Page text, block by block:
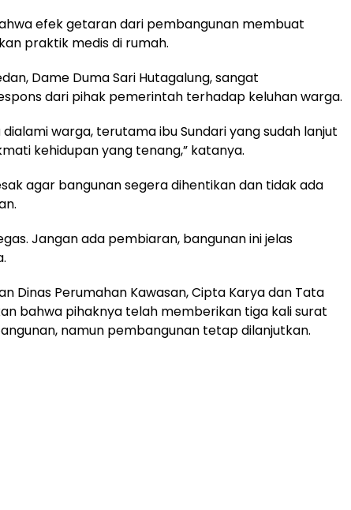
efek getaran dari pembangunan membuat
praktik medis di rumah.
Dame Duma Sari Hutagalung, sangat
dari pihak pemerintah terhadap keluhan warga.
warga, terutama ibu Sundari yang sudah lanjut
kehidupan yang tenang,” katanya.
agar bangunan segera dihentikan dan tidak ada
Jangan ada pembiaran, bangunan ini jelas
Dinas Perumahan Kawasan, Cipta Karya dan Tata
bahwa pihaknya telah memberikan tiga kali surat
namun pembangunan tetap dilanjutkan.